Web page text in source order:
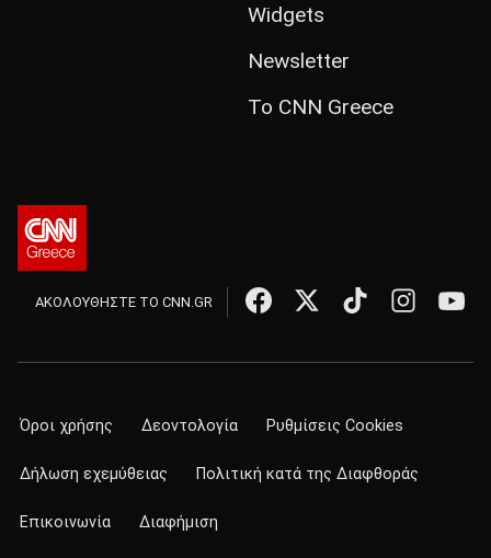
Widgets
Newsletter
Το CNN Greece
ΑΚΟΛΟΥΘΗΣΤΕ ΤΟ CNN.GR
Όροι χρήσης Δεοντολογία Ρυθμίσεις Cookies
Δήλωση εχεμύθειας Πολιτική κατά της Διαφθοράς
Επικοινωνία Διαφήμιση